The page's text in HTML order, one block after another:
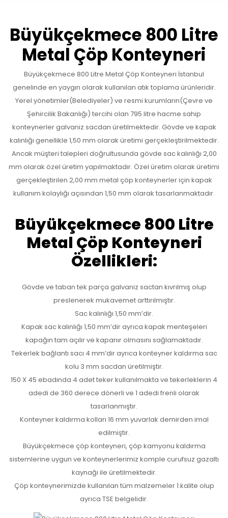
Büyükçekmece 800 Litre
Metal Çöp Konteyneri
Büyükçekmece 800 Litre Metal Çöp Konteyneri İstanbul
genelinde en yaygın olarak kullanılan atık toplama ürünleridir.
Yerel yönetimler(Belediyeler) ve resmi kurumların(Çevre ve
Şehircilik Bakanlığı) tercihi olan 795 litre hacme sahip
konteynerler galvaniz sacdan üretilmektedir. Gövde ve kapak
kalınlığı genellikle 1,50 mm olarak üretimi gerçekleştirilmektedir.
Ancak müşteri talepleri doğrultusunda gövde sac kalınlığı 2,00
mm olarak özel üretim yapılmaktadır. Özel üretim olarak üretimi
gerçekleştirilen 2,00 mm metal çöp konteynerler için kapak
kullanım kolaylığı açısından 1,50 mm olarak tasarlanmaktadır.
Büyükçekmece 800 Litre
Metal Çöp Konteyneri
Özellikleri:
Gövde ve taban tek parça galvaniz sactan kıvrılmış olup
preslenerek mukavemet arttırılmıştır.
Sac kalınlığı 1,50 mm’dir.
Kapak sac kalınlığı 1,50 mm’dir ayrıca kapak menteşeleri
kapağın tam açılır ve kapanır olmasını sağlamaktadır.
Tekerlek bağlantı sacı 4 mm’dir ayrıca konteyner kaldırma sac
kolu 3 mm sacdan üretilmiştir.
150 X 45 ebadında 4 adet teker kullanılmakta ve tekerleklerin 4
adedi de 360 derece dönerli ve 1 adedi frenli olarak
tasarlanmıştır.
Konteyner kaldırma kolları 16 mm yuvarlak demirden imal
edilmiştir.
Büyükçekmece çöp konteyneri, çöp kamyonu kaldırma
sistemlerine uygun ve konteynerlerimiz komple curufsuz gazaltı
kaynağı ile üretilmektedir.
Çöp konteynerimizde kullanılan tüm malzemeler 1.kalite olup
ayrıca TSE belgelidir.​